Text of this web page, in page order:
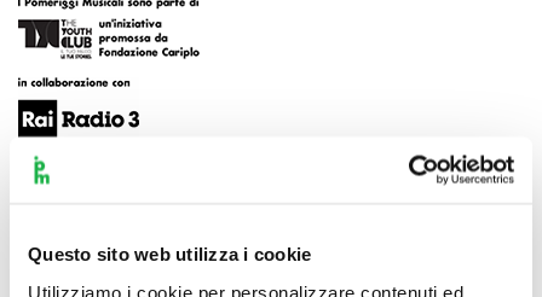
Questo sito web utilizza i cookie
Utilizziamo i cookie per personalizzare contenuti ed